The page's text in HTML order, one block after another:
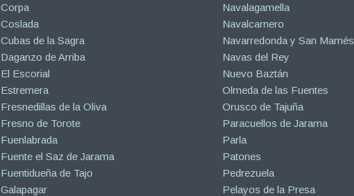
Corpa
Coslada
Cubas de la Sagra
Daganzo de Arriba
El Escorial
Estremera
Fresnedillas de la Oliva
Fresno de Torote
Fuenlabrada
Fuente el Saz de Jarama
Fuentidueña de Tajo
Galapagar
Navalagamella
Navalcarnero
Navarredonda y San Mamés
Navas del Rey
Nuevo Baztán
Olmeda de las Fuentes
Orusco de Tajuña
Paracuellos de Jarama
Parla
Patones
Pedrezuela
Pelayos de la Presa